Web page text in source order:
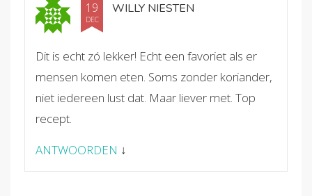
WILLY NIESTEN
19
DEC
Dit is echt zó lekker! Echt een favoriet als er
mensen komen eten. Soms zonder koriander,
niet iedereen lust dat. Maar liever met. Top
recept.
ANTWOORDEN ↓